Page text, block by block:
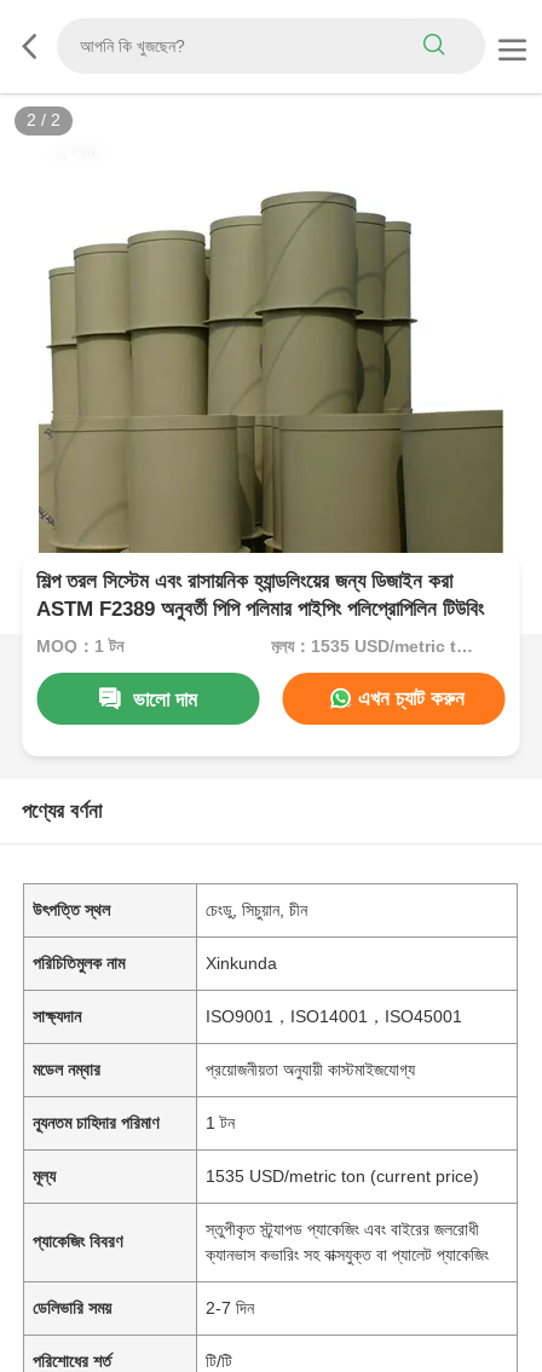
2 / 2
শিল্প তরল সিস্টেম এবং রাসায়নিক হ্যান্ডলিংয়ের জন্য ডিজাইন করা
ASTM F2389 অনুবর্তী পিপি পলিমার পাইপিং পলিপ্রোপিলিন টিউবিং
MOQ：1 টন মূল্য：1535 USD/metric ton (current price)
ভালো দাম এখন চ্যাট করুন
পণ্যের বর্ণনা
উৎপত্তি স্থল চেংডু, সিচুয়ান, চীন
পরিচিতিমুলক নাম Xinkunda
সাক্ষ্যদান ISO9001，ISO14001，ISO45001
মডেল নম্বার প্রয়োজনীয়তা অনুযায়ী কাস্টমাইজযোগ্য
ন্যূনতম চাহিদার পরিমাণ 1 টন
মূল্য 1535 USD/metric ton (current price)
প্যাকেজিং বিবরণ
স্তুপীকৃত স্ট্র্যাপড প্যাকেজিং এবং বাইরের জলরোধী
ক্যানভাস কভারিং সহ বাক্সযুক্ত বা প্যালেট প্যাকেজিং
ডেলিভারি সময় 2-7 দিন
পরিশোধের শর্ত টি/টি